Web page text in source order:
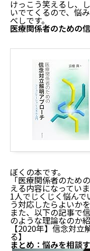
けっこう笑えるし、
いでてくるので、悩
べしです。
医療関係者のための
ぼくの本です。
「医療関係者のため
える内容になってい
1人でじくじく悩ん
う対応したらよいか
また、以下の記事で
のような理論なのか
【2020年】信念対
る】
まとめ：悩みを相談